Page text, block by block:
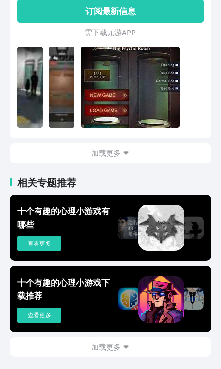
性化的提示，这些提示在关键的时刻能够
帮助到玩家哦！
订阅最新信息
需 下 载 九 游 A P P
加载更多
相关专题推荐
十个有趣的心理小游戏有
哪些
查看更多
十个有趣的心理小游戏下
载推荐
查看更多
加载更多